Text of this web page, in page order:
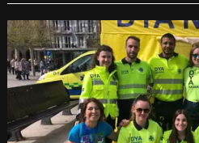
25.LA ASOCIACIÓN NAVARRA DE
DEL CASTILLO DE PAMPLONA
CONCIENCIACIÓN DEL
AUTISMO